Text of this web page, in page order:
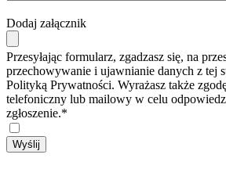
Dodaj załącznik
Przesyłając formularz, zgadzasz się, na
przechowywanie i ujawnianie danych z tej
Polityką Prywatności. Wyrażasz także
telefoniczny lub mailowy w celu odpowiedzi
zgłoszenie.*